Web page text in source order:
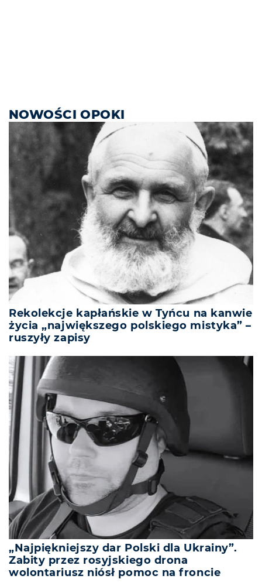
NOWOŚCI OPOKI
Rekolekcje kapłańskie w Tyńcu na kanwie
życia „największego polskiego mistyka” –
ruszyły zapisy
„Najpiękniejszy dar Polski dla Ukrainy”.
Zabity przez rosyjskiego drona
wolontariusz niósł pomoc na froncie